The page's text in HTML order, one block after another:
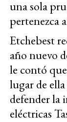
una sola
pertenezca
Etchebest
año nuevo
le contó
lugar de
defender la
eléctricas